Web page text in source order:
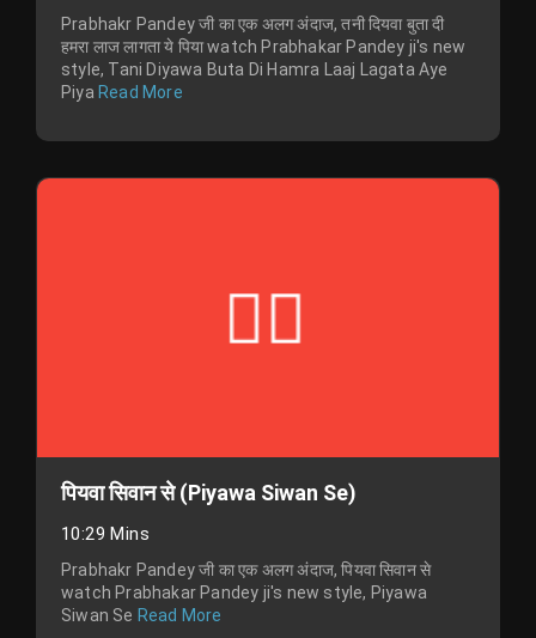
Prabhakr Pandey जी का एक अलग अंदाज, तनी दियवा बुता दी
हमरा लाज लागता ये पिया watch Prabhakar Pandey ji's new
style, Tani Diyawa Buta Di Hamra Laaj Lagata Aye
Piya Read More
पियवा सिवान से (Piyawa Siwan Se)
10:29 Mins
Prabhakr Pandey जी का एक अलग अंदाज, पियवा सिवान से
watch Prabhakar Pandey ji's new style, Piyawa
Siwan Se Read More